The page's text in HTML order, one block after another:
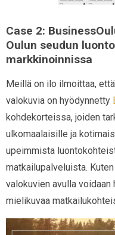
Case 2:
Oulun seudun
markkinoinnissa
Meillä on ilo ilmoittaa,
valokuvia on hyödynnetty
kohdekorteissa, joiden
ulkomaalaisille ja
upeimmista
matkailupalveluista.
valokuvien avulla
mielikuvaa